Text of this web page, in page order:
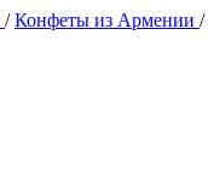
/Конфеты из Армении /